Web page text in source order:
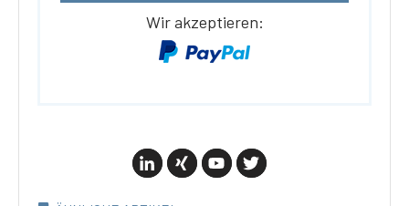
Wir akzeptieren: